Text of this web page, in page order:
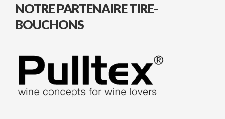
NOTRE PARTENAIRE TIRE-
BOUCHONS